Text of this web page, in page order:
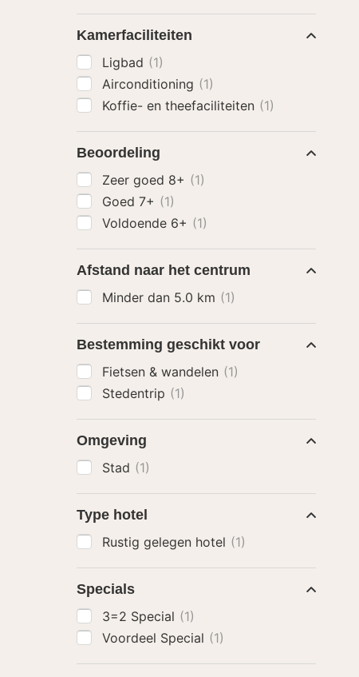
Kamerfaciliteiten
Ligbad (1)
Airconditioning (1)
Koffie- en theefaciliteiten (1)
Beoordeling
Zeer goed 8+ (1)
Goed 7+ (1)
Voldoende 6+ (1)
Afstand naar het centrum
Minder dan 5.0 km (1)
Bestemming geschikt voor
Fietsen & wandelen (1)
Stedentrip (1)
Omgeving
Stad (1)
Type hotel
Rustig gelegen hotel (1)
Specials
3=2 Special (1)
Voordeel Special (1)